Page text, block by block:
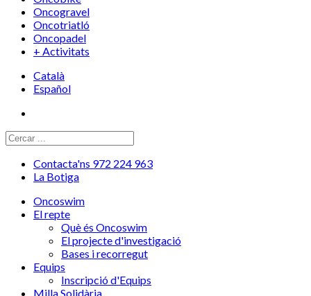
Oncogravel
Oncotriatló
Oncopadel
+ Activitats
Català
Español
Contacta'ns 972 224 963
La Botiga
Oncoswim
El repte
Què és Oncoswim
El projecte d'investigació
Bases i recorregut
Equips
Inscripció d'Equips
Milla Solidària